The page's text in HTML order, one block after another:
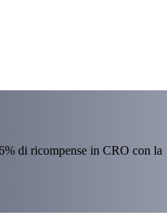
di ricompense in CRO con la